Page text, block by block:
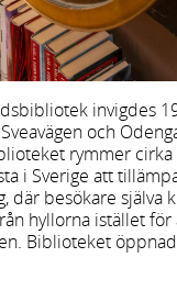
invigdes
och
rymmer
i Sverige att
där besökare själva
hyllorna istället för
Biblioteket